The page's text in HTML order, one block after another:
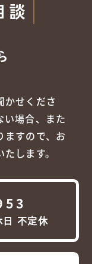
談
かせくださ
い場合、また
ますので、お
します。
不定休